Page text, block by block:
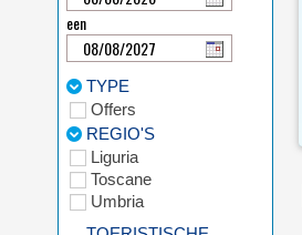
een
TYPE
Offers
REGIO'S
Liguria
Toscane
Umbria